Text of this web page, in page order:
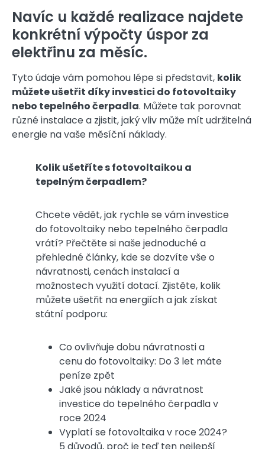
Navíc u každé realizace najdete
konkrétní výpočty úspor za
elektřinu za měsíc.
Tyto údaje vám pomohou lépe si představit, kolik
můžete ušetřit díky investici do fotovoltaiky
nebo tepelného čerpadla. Můžete tak porovnat
různé instalace a zjistit, jaký vliv může mít udržitelná
energie na vaše měsíční náklady.
Kolik ušetříte s fotovoltaikou a
tepelným čerpadlem?
Chcete vědět, jak rychle se vám investice
do fotovoltaiky nebo tepelného čerpadla
vrátí? Přečtěte si naše jednoduché a
přehledné články, kde se dozvíte vše o
návratnosti, cenách instalací a
možnostech využití dotací. Zjistěte, kolik
můžete ušetřit na energiích a jak získat
státní podporu:
Co ovlivňuje dobu návratnosti a
cenu do fotovoltaiky: Do 3 let máte
peníze zpět
Jaké jsou náklady a návratnost
investice do tepelného čerpadla v
roce 2024
Vyplatí se fotovoltaika v roce 2024?